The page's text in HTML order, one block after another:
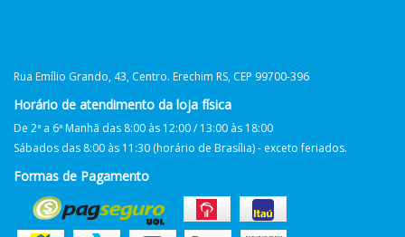
Rua Emílio Grando, 43, Centro. Erechim RS, CEP 99700-396
Horário de atendimento da loja física
De 2ª a 6ª Manhã das 8:00 às 12:00 / 13:00 às 18:00
Sábados das 8:00 às 11:30 (horário de Brasília) - exceto feriados.
Formas de Pagamento